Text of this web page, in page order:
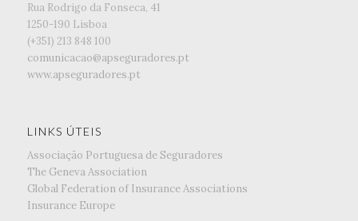
Rua Rodrigo da Fonseca, 41
1250-190 Lisboa
(+351) ‭213 848 100
comunicacao@apseguradores.pt
www.apseguradores.pt
LINKS ÚTEIS
Associação Portuguesa de Seguradores
The Geneva Association
Global Federation of Insurance Associations
Insurance Europe